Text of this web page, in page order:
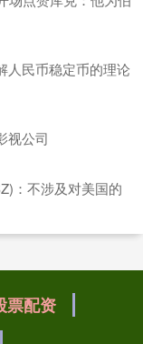
人民币稳定币的理论
视公司
：不涉及对美国的
票配资